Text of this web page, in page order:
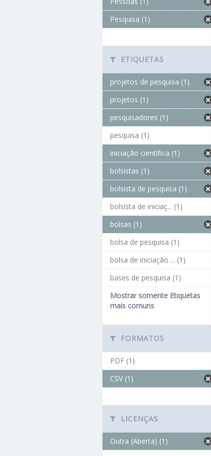
Pesquisa (1)
ETIQUETAS
projetos de pesquisa (1)
projetos (1)
pesquisadores (1)
pesquisa (1)
iniciação científica (1)
bolsistas (1)
bolsista de pesquisa (1)
bolsista de iniciaç... (1)
bolsas (1)
bolsa de pesquisa (1)
bolsa de iniciação ... (1)
bases de pesquisa (1)
Mostrar somente Etiquetas
mais comuns
FORMATOS
PDF (1)
CSV (1)
LICENÇAS
Outra (Aberta) (1)